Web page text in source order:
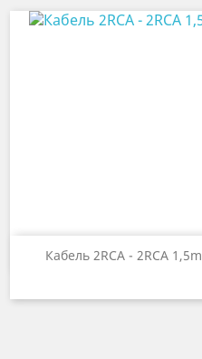
Кабель 2RCA - 2RCA 1,5m
 Быстрый просмотр